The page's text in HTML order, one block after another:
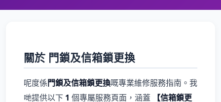
關於 門鎖及信箱鎖更換
呢度係門鎖及信箱鎖更換嘅專業維修服務指南。我
哋提供以下 1 個專屬服務頁面，涵蓋
【信箱鎖更